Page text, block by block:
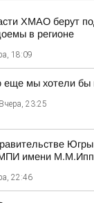
ХМАО берут
в регионе
18:09
еще мы хотели бы
Вчера, 23:25
имени
22:46